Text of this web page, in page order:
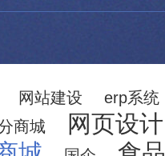
网站建设
erp系统
商城 网页设计